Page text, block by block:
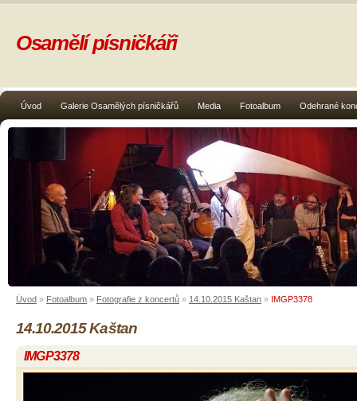
Úvod Galerie Osamělých písničkářů Media Fotoalbum Odehrané
Osamělí písničkáři
Úvod » Fotoalbum » Fotografie z koncertů » 14.10.2015 Kaštan » IMGP3378
14.10.2015 Kaštan
IMGP3378